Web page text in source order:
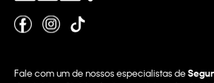
Fale com um de nossos especialistas de